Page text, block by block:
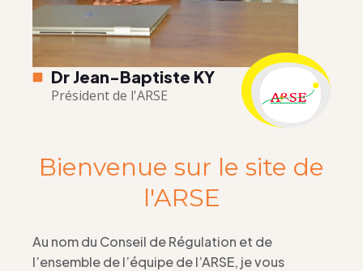
Dr Jean-Baptiste KY
Président de l'ARSE
Bienvenue sur le site de
l'ARSE
Au nom du Conseil de Régulation et de
l’ensemble de l’équipe de l’ARSE, je vous